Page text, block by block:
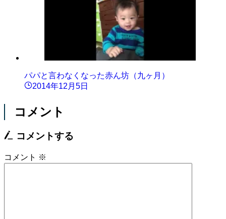
パパと言わなくなった赤ん坊（九ヶ月）
2014年12月5日
コメント
コメントする
コメント ※